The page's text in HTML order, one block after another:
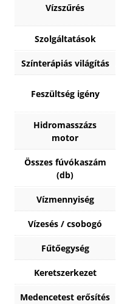
Vízszűrés
Szolgáltatások
Színterápiás világítás
Feszültség igény
Hidromasszázs
motor
Összes fúvókaszám
(db)
Vízmennyiség
Vízesés / csobogó
Fűtőegység
Keretszerkezet
Medencetest erősítés